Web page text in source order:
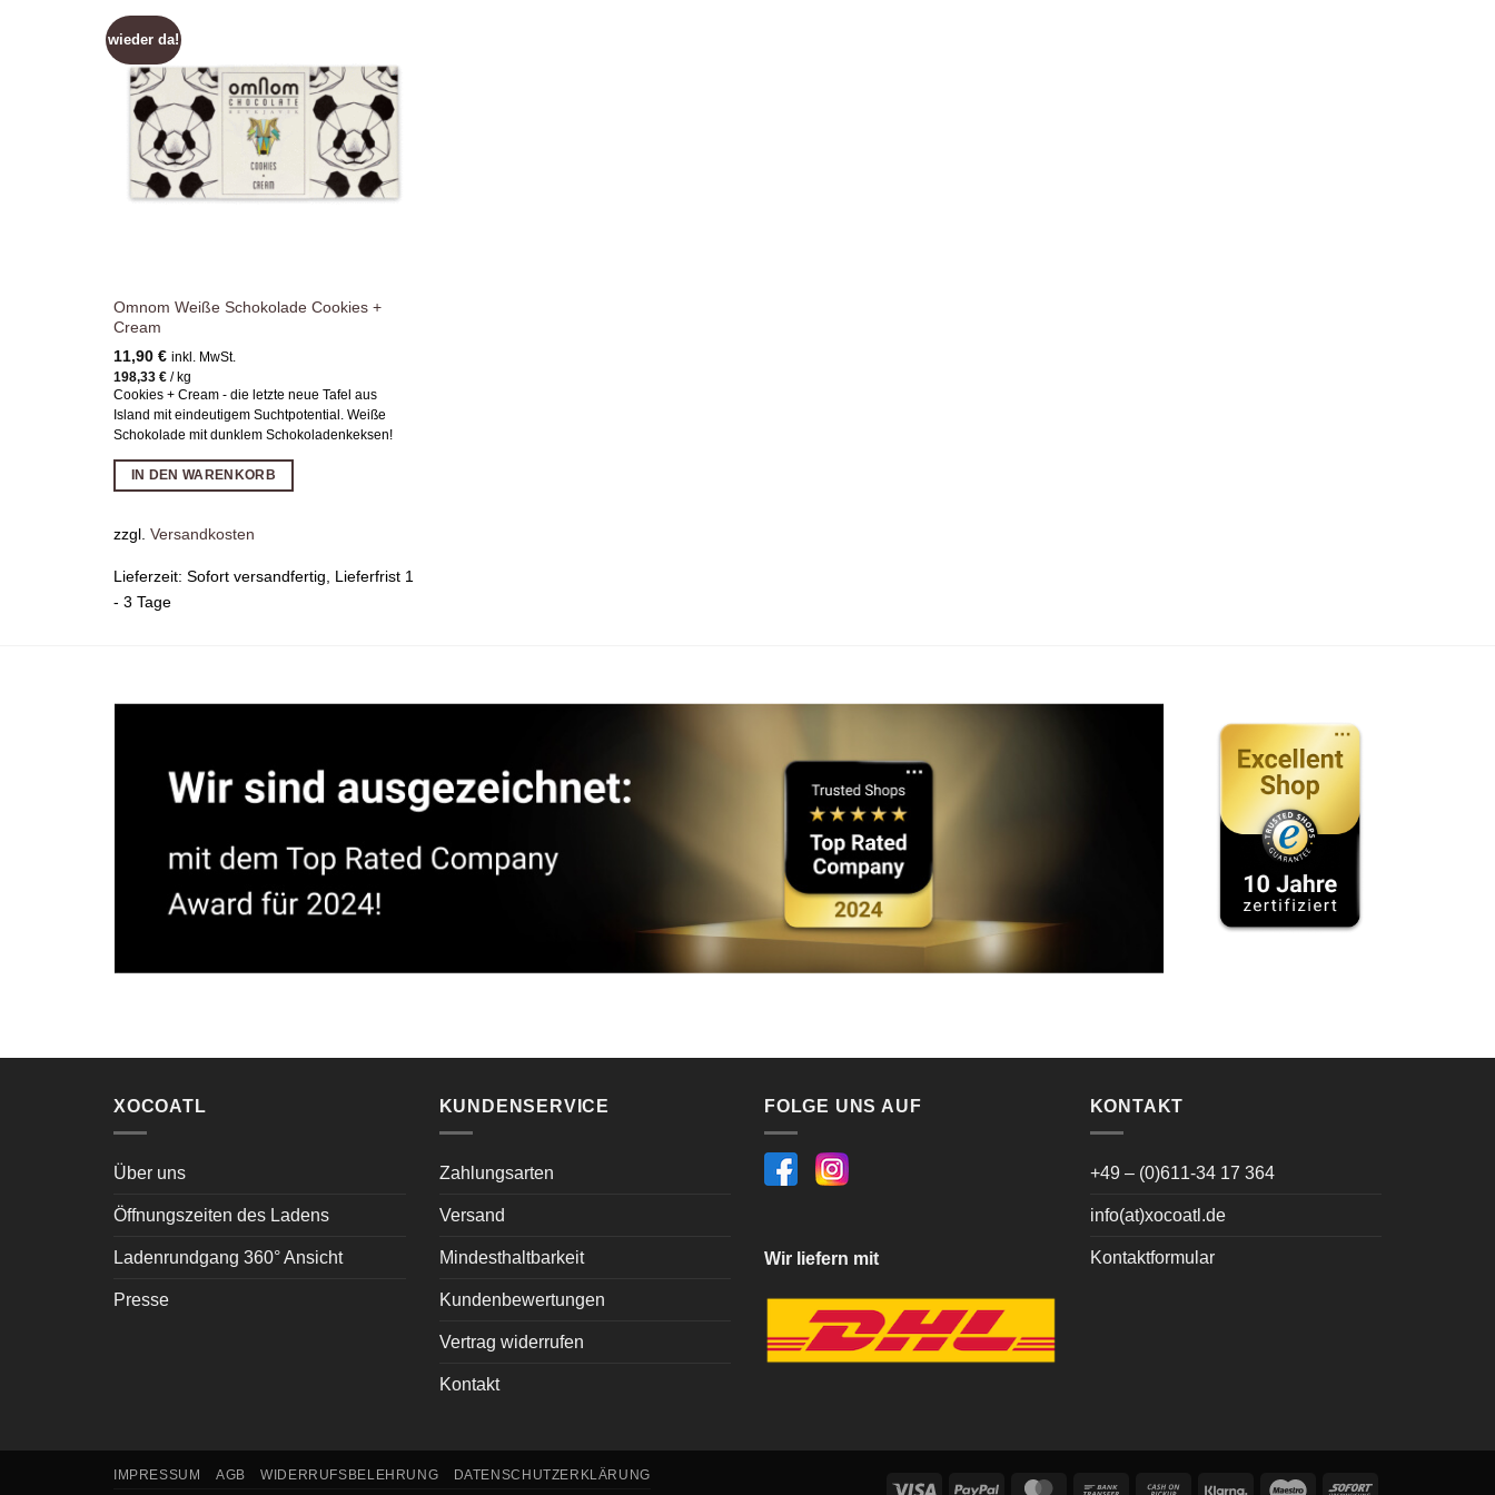
wieder da!
hinzufügen
Omnom Weiße Schokolade Cookies +
Cream
11,90 € inkl. MwSt.
198,33 €/ kg
Cookies + Cream - die letzte neue Tafel aus
Island mit eindeutigem Suchtpotential. Weiße
Schokolade mit dunklem Schokoladenkeksen!
IN DEN WARENKORB
zzgl. Versandkosten
Lieferzeit: Sofort versandfertig, Lieferfrist 1
- 3 Tage
XOCOATL
Über uns
Öffnungszeiten des Ladens
Ladenrundgang 360° Ansicht
Presse
KUNDENSERVICE
Zahlungsarten
Versand
Mindesthaltbarkeit
Kundenbewertungen
Vertrag widerrufen
Kontakt
FOLGE UNS AUF
Wir liefern mit
KONTAKT
+49 – (0)611-34 17 364
info(at)xocoatl.de
Kontaktformular
Visa PayPal MasterCardBank Cash Klarna Maestro Sofort
IMPRESSUM AGB WIDERRUFSBELEHRUNG DATENSCHUTZERKLÄRUNG